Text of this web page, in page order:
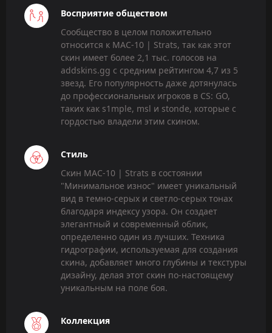
Восприятие обществом
Сообщество в целом положительно
относится к MAC-10 | Strats, так как этот
скин имеет более 2,1 тыс. голосов на
addskins.gg с средним рейтингом 4,7 из 5
звезд. Его популярность даже дотянулась
до профессиональных игроков в CS: GO,
таких как s1mple, msl и stonde, которые с
гордостью владели этим скином.
Стиль
Скин MAC-10 | Strats в состоянии
"Минимальное износ" имеет уникальный
вид в темно-серых и светло-серых тонах
благодаря индексу узора. Он создает
элегантный и современный облик,
определенно один из лучших. Техника
гидрографии, используемая для создания
скина, добавляет много глубины и текстуры
дизайну, делая этот скин по-настоящему
уникальным на поле боя.
Коллекция